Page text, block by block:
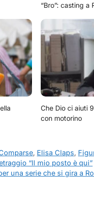
“Bro”: casting a
Che Dio ci aiuti
con motorino
, Elisa Claps,
“Il mio posto è qui”
una serie che si gira a